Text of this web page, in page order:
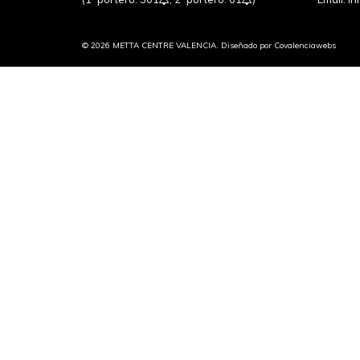
© 2026 METTA CENTRE VALENCIA. Diseñado por Covalenciawebs